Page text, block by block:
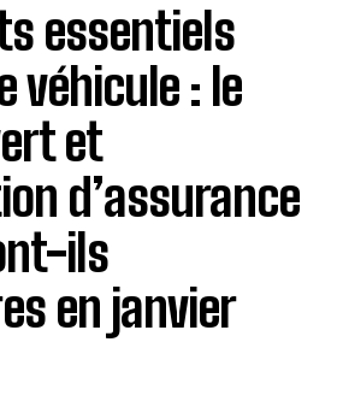
essentiels
véhicule : le
et
d’assurance
ils
en janvier